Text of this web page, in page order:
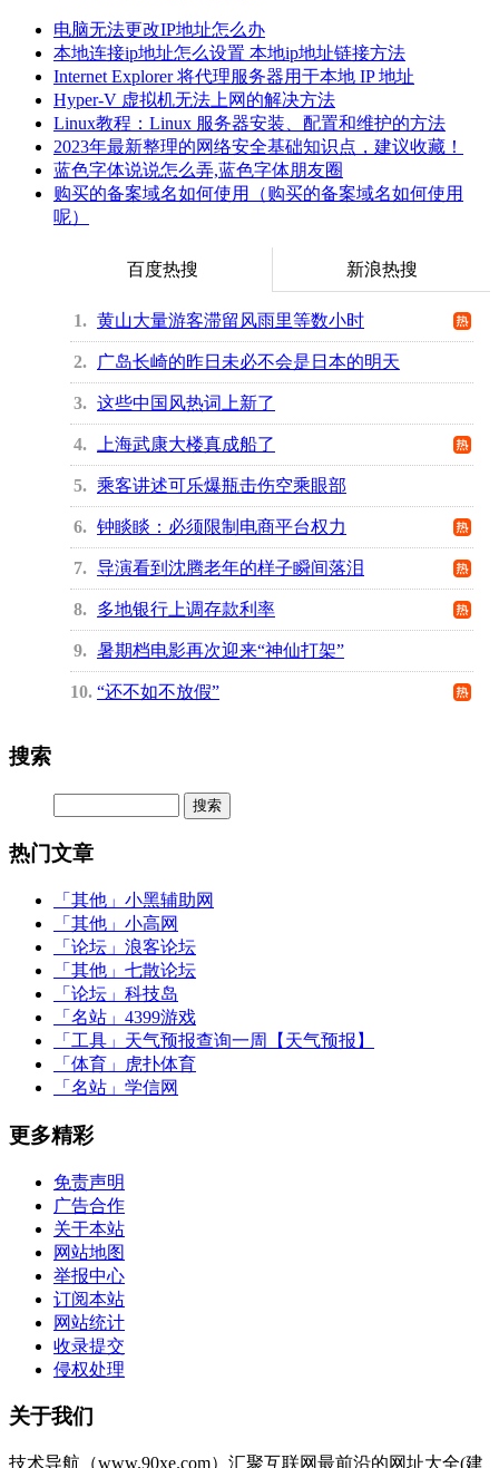
电脑无法更改IP地址怎么办
本地连接ip地址怎么设置 本地ip地址链接方法
Internet Explorer 将代理服务器用于本地 IP 地址
Hyper-V 虚拟机无法上网的解决方法
Linux教程：Linux 服务器安装、配置和维护的方法
2023年最新整理的网络安全基础知识点，建议收藏！
蓝色字体说说怎么弄,蓝色字体朋友圈
购买的备案域名如何使用（购买的备案域名如何使用
呢）
百度热搜 新浪热搜
1 黄山大量游客滞留风雨里等数小时
2 广岛长崎的昨日未必不会是日本的明天
3 这些中国风热词上新了
4 上海武康大楼真成船了
5 乘客讲述可乐爆瓶击伤空乘眼部
6 钟睒睒：必须限制电商平台权力
7 导演看到沈腾老年的样子瞬间落泪
8 多地银行上调存款利率
9 暑期档电影再次迎来“神仙打架”
10 “还不如不放假”
搜索
热门文章
「其他」 小黑辅助网
「其他」 小高网
「论坛」 浪客论坛
「其他」 七散论坛
「论坛」 科技岛
「名站」 4399游戏
「工具」 天气预报查询一周【天气预报】
「体育」
虎扑体育
「名站」 学信网
更多精彩
免责声明
广告合作
关于本站
网站地图
举报中心
订阅本站
网站统计
收录提交
侵权处理
关于我们
技术导航（www.90xe.com）汇聚互联网最前沿的网址大全(建